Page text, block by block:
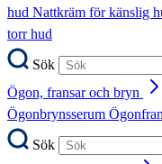
hud Nattkräm för känslig
torr hud
Sök
Ögon, fransar och bryn
Ögonbrynsserum
Sök